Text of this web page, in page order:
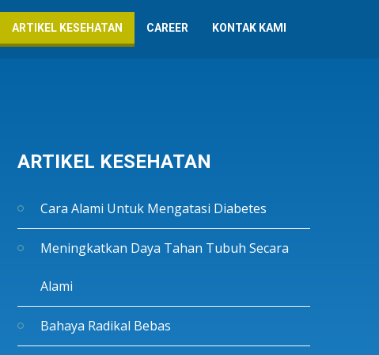
ARTIKEL KESEHATAN CAREER KONTAK KAMI
ARTIKEL KESEHATAN
Cara Alami Untuk Mengatasi Diabetes
Meningkatkan Daya Tahan Tubuh Secara
Alami
Bahaya Radikal Bebas